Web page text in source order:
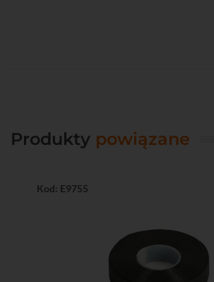
Produkty powiązane
Kod: E9755